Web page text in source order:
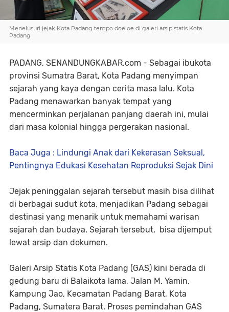
Menelusuri jejak Kota Padang tempo doeloe di galeri arsip statis Kota
Padang
PADANG, SENANDUNGKABAR.com - Sebagai ibukota
provinsi Sumatra Barat, Kota Padang menyimpan
sejarah yang kaya dengan cerita masa lalu. Kota
Padang menawarkan banyak tempat yang
mencerminkan perjalanan panjang daerah ini, mulai
dari masa kolonial hingga pergerakan nasional.
Baca Juga : Lindungi Anak dari Kekerasan Seksual,
Pentingnya Edukasi Kesehatan Reproduksi Sejak Dini
Jejak peninggalan sejarah tersebut masih bisa dilihat
di berbagai sudut kota, menjadikan Padang sebagai
destinasi yang menarik untuk memahami warisan
sejarah dan budaya. Sejarah tersebut, bisa dijemput
lewat arsip dan dokumen.
Galeri Arsip Statis Kota Padang (GAS) kini berada di
gedung baru di Balaikota lama, Jalan M. Yamin,
Kampung Jao, Kecamatan Padang Barat, Kota
Padang, Sumatera Barat. Proses pemindahan GAS